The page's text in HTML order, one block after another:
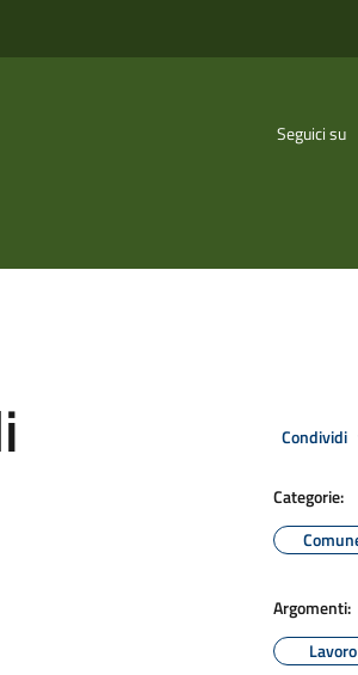
Seguici su
Condividi
Categorie:
Argomenti:
Lavoro